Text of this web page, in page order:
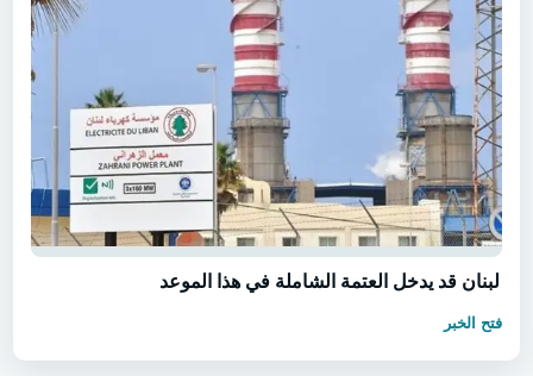
لبنان قد يدخل العتمة الشاملة في هذا الموعد
فتح الخبر